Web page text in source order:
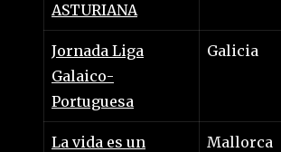
ASTURIANA
Jornada Liga
Galaico-
Portuguesa
Galicia
La vida es un
Mallorca